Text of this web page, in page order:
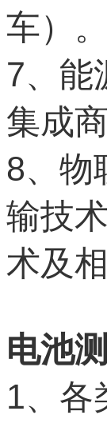
车）。
7、能
集成
8、物
输技
术及
电池
1、各